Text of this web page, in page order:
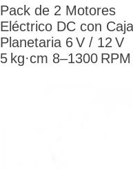
Pack de 2 Motores
Eléctrico DC con Caja
Planetaria 6 V / 12 V
5 kg·cm 8–1300 RPM